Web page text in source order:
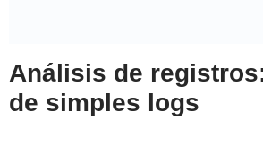
Análisis de
de simples logs